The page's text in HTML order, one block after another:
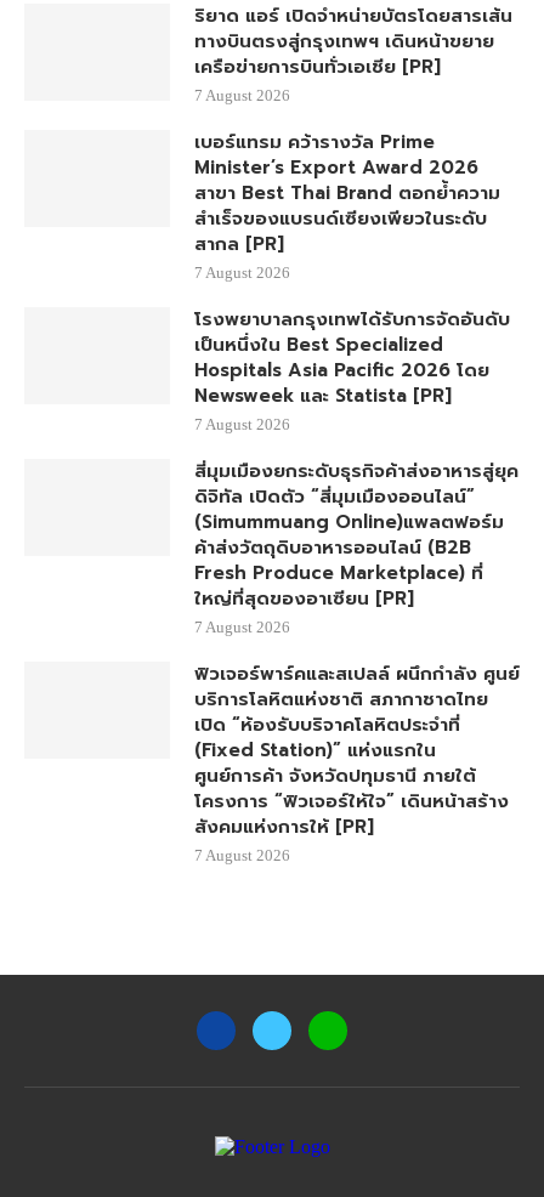
ริยาด แอร์ เปิดจำหน่ายบัตรโดยสารเส้น
ทางบินตรงสู่กรุงเทพฯ เดินหน้าขยาย
เครือข่ายการบินทั่วเอเชีย [PR]
7 August 2026
เบอร์แทรม คว้ารางวัล Prime
Minister’s Export Award 2026
สาขา Best Thai Brand ตอกย้ำความ
สำเร็จของแบรนด์เซียงเพียวในระดับ
สากล [PR]
7 August 2026
โรงพยาบาลกรุงเทพได้รับการจัดอันดับ
เป็นหนึ่งใน Best Specialized
Hospitals Asia Pacific 2026 โดย
Newsweek และ Statista [PR]
7 August 2026
สี่มุมเมืองยกระดับธุรกิจค้าส่งอาหารสู่ยุค
ดิจิทัล เปิดตัว “สี่มุมเมืองออนไลน์”
(Simummuang Online)แพลตฟอร์ม
ค้าส่งวัตถุดิบอาหารออนไลน์ (B2B
Fresh Produce Marketplace) ที่
ใหญ่ที่สุดของอาเซียน [PR]
7 August 2026
ฟิวเจอร์พาร์คและสเปลล์ ผนึกกำลัง ศูนย์
บริการโลหิตแห่งชาติ สภากาชาดไทย
เปิด “ห้องรับบริจาคโลหิตประจำที่
(Fixed Station)” แห่งแรกใน
ศูนย์การค้า จังหวัดปทุมธานี ภายใต้
โครงการ “ฟิวเจอร์ให้ใจ” เดินหน้าสร้าง
สังคมแห่งการให้ [PR]
7 August 2026